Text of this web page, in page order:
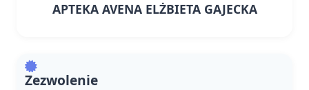
APTEKA AVENA ELŻBIETA GAJECKA
Zezwolenie